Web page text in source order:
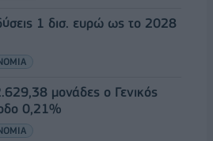
1 δισ. ευρώ ως το 2028
μονάδες ο Γενικός
0,21%